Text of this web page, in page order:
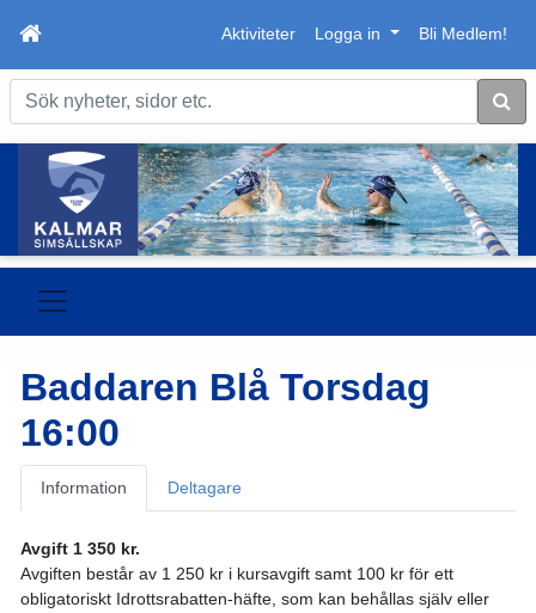
Aktiviteter Logga in Bli Medlem!
Sök
Baddaren Blå Torsdag
16:00
Information Deltagare
Avgift 1 350 kr.
Avgiften består av 1 250 kr i kursavgift samt 100 kr för ett
obligatoriskt Idrottsrabatten-häfte, som kan behållas själv eller